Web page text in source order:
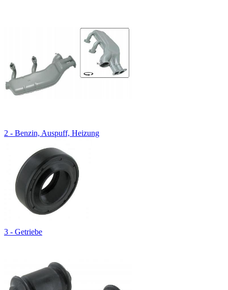
2 - Benzin, Auspuff, Heizung
3 - Getriebe